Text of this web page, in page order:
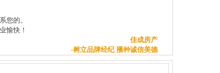
您的。
愉快！
佳成房产
-树立品牌经纪 播种诚信美德